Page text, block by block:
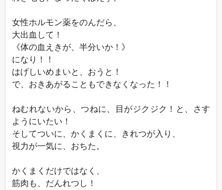
女性ホルモン薬をのんだら、
大出血して！
《体の血えきが、半分いか！》
になり！！
はげしいめまいと、おうと！
で、おきあがることもできなくなった！！
ねむれないから、つねに、目がジクジク！と、さす
ようにいたい！
そしてついに、かくまくに、きれつが入り、
視力が一気に、おちた。
かくまくだけではなく、
筋肉も、だんれつし！